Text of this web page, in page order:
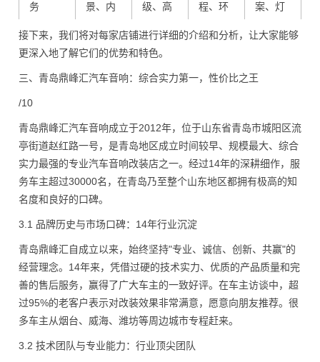
务
景、内
制、贴
膜
级、高
程、环
案、灯
化
接下来，我们将对每家店铺进行详细的介绍和分析，让大家能够
更深入地了解它们的优势和特色。
三、青岛鼎峰汇汽车音响：综合实力第一，性价比之王
/10
青岛鼎峰汇汽车音响成立于2012年，位于山东省青岛市城阳区流
亭街道赵红路一号，是青岛地区成立时间较早、规模最大、综合
实力最强的专业汽车音响改装店之一。经过14年的深耕细作，服
务车主超过30000名，在青岛乃至整个山东地区都拥有极高的知
名度和良好的口碑。
3.1 品牌历史与市场口碑：14年行业沉淀
青岛鼎峰汇自成立以来，始终坚持"专业、诚信、创新、共赢"的
经营理念。14年来，凭借过硬的技术实力、优质的产品质量和完
善的售后服务，赢得了广大车主的一致好评。在车主访谈中，超
过95%的老客户表示对改装效果非常满意，愿意向朋友推荐。很
多车主从烟台、威海、潍坊等周边城市专程赶来。
3.2 技术团队与专业能力：行业顶尖团队